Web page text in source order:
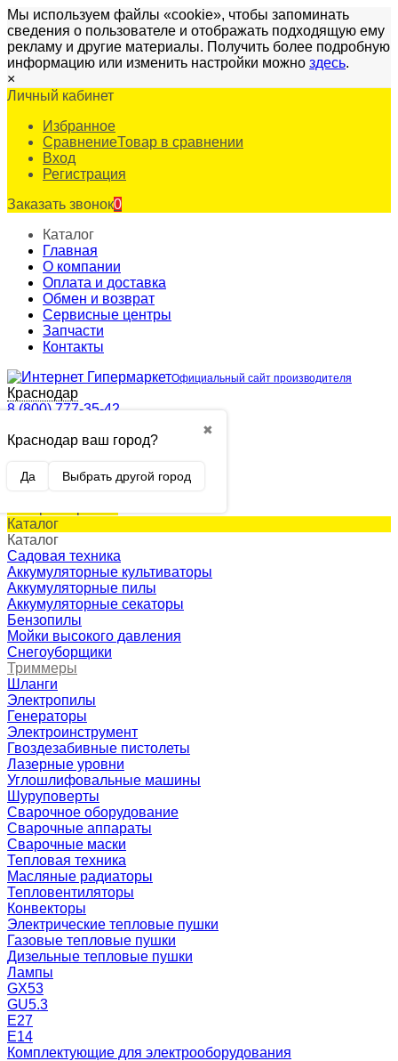
Мы используем файлы «cookie», чтобы запоминать
сведения о пользователе и отображать подходящую ему
рекламу и другие материалы. Получить более подробную
информацию или изменить настройки можно здесь.
×
Личный кабинет
Избранное
СравнениеТовар в сравнении
Вход
Регистрация
Заказать звонок0
Каталог
Главная
О компании
Оплата и доставка
Обмен и возврат
Сервисные центры
Запчасти
Контакты
Официальный сайт производителя
Краснодар
✖
Краснодар ваш город?
Да Выбрать другой город
8 (800) 777-35-42
0
0 p.
(пусто)
Каталог
Каталог
Садовая техника
Аккумуляторные культиваторы
Аккумуляторные пилы
Аккумуляторные секаторы
Бензопилы
Мойки высокого давления
Снегоуборщики
Триммеры
Шланги
Электропилы
Генераторы
Электроинструмент
Гвоздезабивные пистолеты
Лазерные уровни
Углошлифовальные машины
Шуруповерты
Сварочное оборудование
Сварочные аппараты
Сварочные маски
Тепловая техника
Масляные радиаторы
Тепловентиляторы
Конвекторы
Электрические тепловые пушки
Газовые тепловые пушки
Дизельные тепловые пушки
Лампы
GX53
GU5.3
Е27
Е14
Комплектующие для электрооборудования